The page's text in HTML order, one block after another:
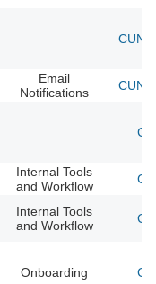
Email
Notifications
Internal Tools
and Workflow
Internal Tools
and Workflow
Onboarding